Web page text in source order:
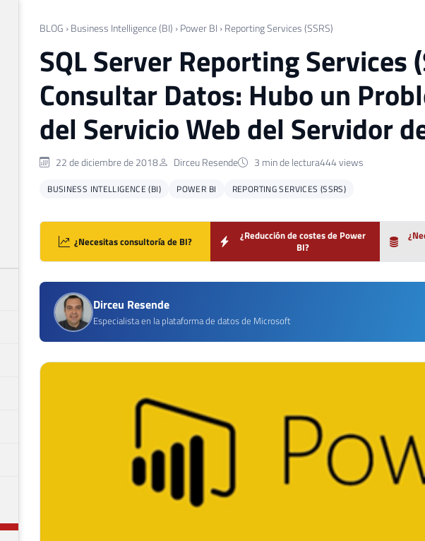
BLOG › Business Intelligence (BI) › Power BI › Reporting Services (SSRS)
SQL Server Reporting Services
Consultar Datos: Hubo un
del Servicio Web del Servidor
22 de diciembre de 2018 Dirceu Resende 3 min de lectura444 views
BUSINESS INTELLIGENCE (BI) POWER BI REPORTING SERVICES (SSRS)
¿Necesitas consultoría de BI?
¿Reducción de costes de Power
BI?
Dirceu Resende
Especialista en la plataforma de datos de Microsoft